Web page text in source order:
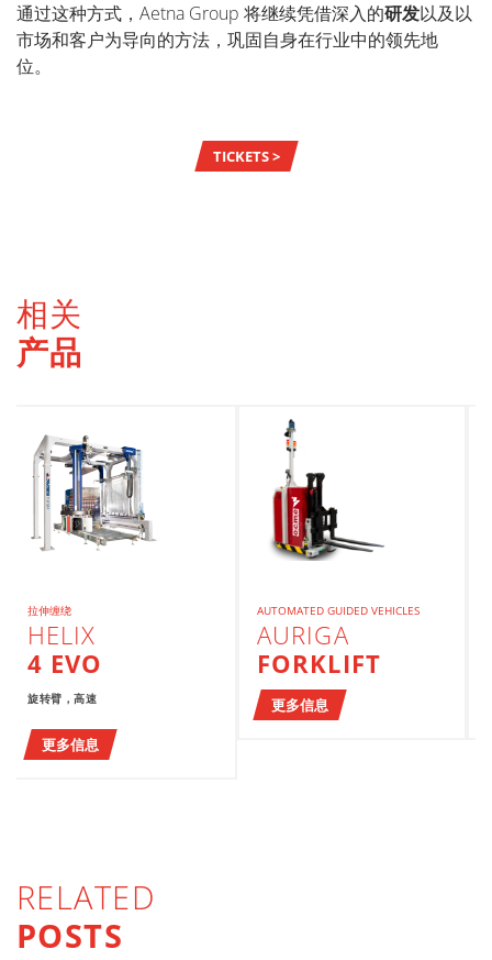
通过这种方式， Aetna Group 将继续凭借深入的研发以及以
市场和客户为导向的方法，巩固自身在行业中的领先地
位。
TICKETS >
相关
产品
拉伸缠绕
HELIX
4 EVO
旋转臂，高速
更多信息
AUTOMATED GUIDED VEHICLES
AURIGA
FORKLIFT
更多信息
RELATED
POSTS